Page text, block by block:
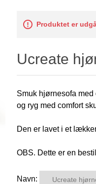
Produktet er
Ucreate
Smuk hjørnesofa
og ryg med comfort
Den er lavet i et
OBS. Dette er en
Navn: